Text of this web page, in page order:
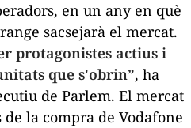
en un any en què
sacsejarà el mercat.
protagonistes actius i
que s'obrin”, ha
de Parlem. El mercat
la compra de Vodafone